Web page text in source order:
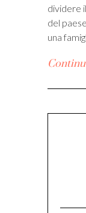
dividere
del
una